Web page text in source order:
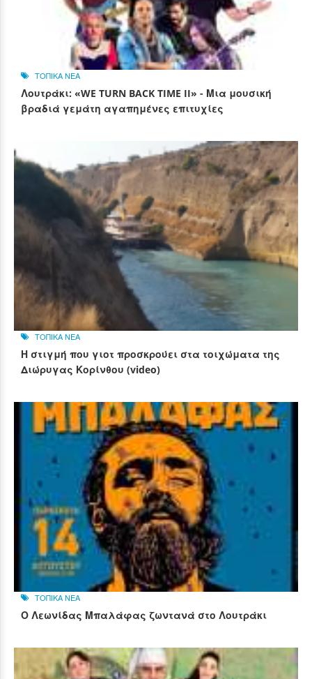
ΤΟΠΙΚΑ ΝΕΑ
Λουτράκι: «WE TURN BACK TIME II» - Μια μουσική
βραδιά γεμάτη αγαπημένες επιτυχίες
ΤΟΠΙΚΑ ΝΕΑ
Η στιγμή που γιοτ προσκρούει στα τοιχώματα της
Διώρυγας Κορίνθου (video)
ΤΟΠΙΚΑ ΝΕΑ
Ο Λεωνίδας Μπαλάφας ζωντανά στο Λουτράκι